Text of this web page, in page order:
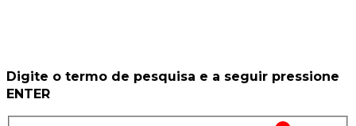
Digite o termo de pesquisa e a seguir pressione
ENTER